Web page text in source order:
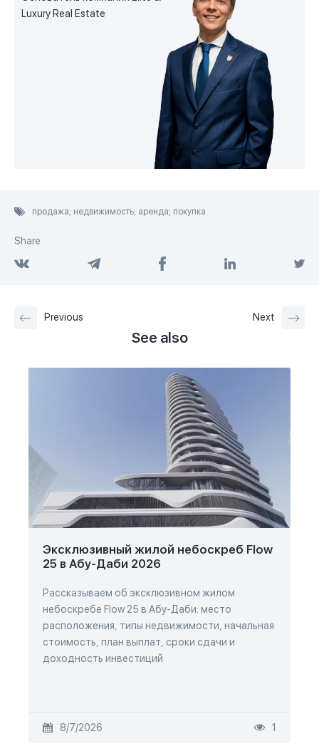
Luxury Real Estate
продажа; недвижимость; аренда; покупка
Share
Previous Next
See also
Эксклюзивный жилой небоскреб Flow
25 в Абу-Даби 2026
Рассказываем об эксклюзивном жилом
небоскребе Flow 25 в Абу-Даби: место
расположения, типы недвижимости, начальная
стоимость, план выплат, сроки сдачи и
доходность инвестиций
8/7/2026 1